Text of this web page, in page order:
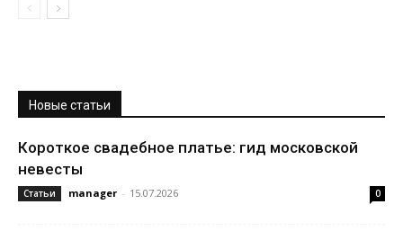
Новые статьи
Короткое свадебное платье: гид московской
невесты
Статьи manager - 15.07.2026 0